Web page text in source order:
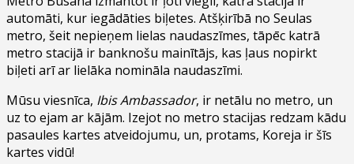
automāti, kur iegādāties biļetes. Atšķirībā no Seulas
metro, šeit nepieņem lielas naudaszīmes, tāpēc katrā
metro stacijā ir banknošu mainītājs, kas ļaus nopirkt
biļeti arī ar lielāka nomināla naudaszīmi.
Mūsu viesnīca, Ibis Ambassador, ir netālu no metro, un
uz to ejam ar kājām. Izejot no metro stacijas redzam kādu
pasaules kartes atveidojumu, un, protams, Koreja ir šīs
kartes vidū!